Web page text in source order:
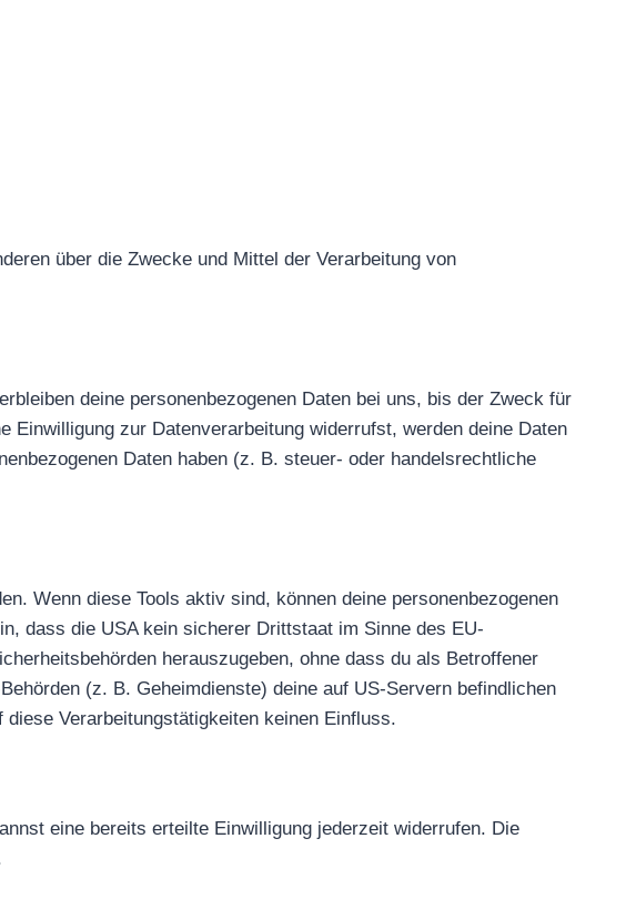
über die Zwecke und Mittel der Verarbeitung von
deine personenbezogenen Daten bei uns, bis der Zweck für
zur Datenverarbeitung widerrufst, werden deine Daten
Daten haben (z. B. steuer- oder handelsrechtliche
Wenn diese Tools aktiv sind, können deine personenbezogenen
dass die USA kein sicherer Drittstaat im Sinne des EU-
herauszugeben, ohne dass du als Betroffener
(z. B. Geheimdienste) deine auf US-Servern befindlichen
Verarbeitungstätigkeiten keinen Einfluss.
eine bereits erteilte Einwilligung jederzeit widerrufen. Die